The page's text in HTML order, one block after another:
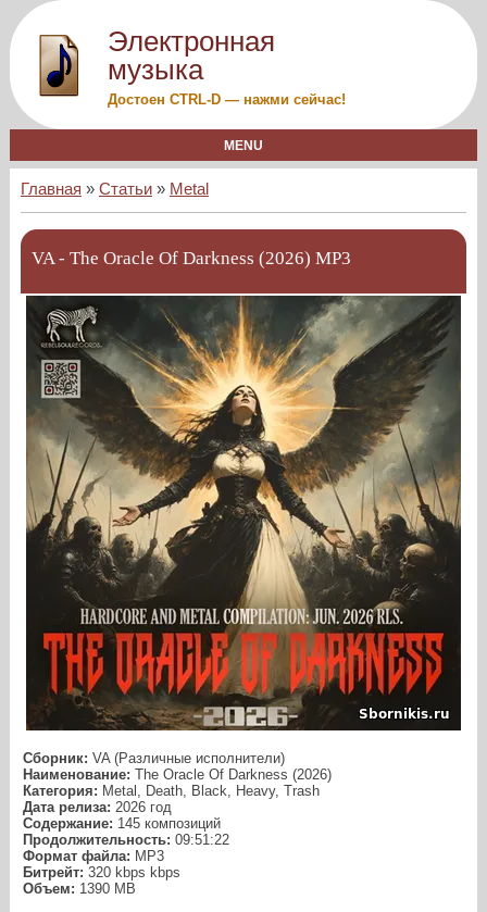
Электронная
музыка
Достоен CTRL-D — нажми сейчас!
MENU
Главная » Статьи » Metal
VA - The Oracle Of Darkness (2026) MP3
Сборник: VA (Различные исполнители)
Наименование: The Oracle Of Darkness (2026)
Категория: Metal, Death, Black, Heavy, Trash
Дата релиза: 2026 год
Содержание: 145 композиций
Продолжительность: 09:51:22
Формат файла: MP3
Битрейт: 320 kbps kbps
Объем: 1390 МB